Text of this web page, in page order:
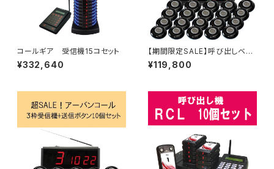
コールギア 受信機15コセット
¥332,640
【期間限定SALE】呼び出しベ
ル アーバンコール20 送信ボ
タン20個セット
¥119,800